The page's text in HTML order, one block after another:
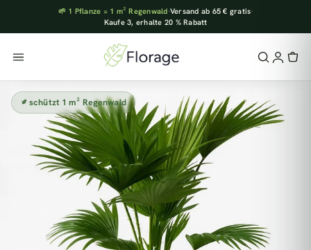
🌱 1 Pflanze = 1 m² Regenwald·Versand ab 65 € gratis·
Kaufe 3, erhalte 20 % Rabatt
schützt 1 m² Regenwald